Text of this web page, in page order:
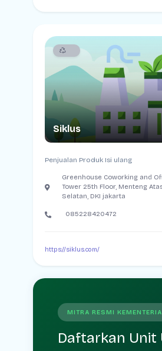
Siklus
Penjualan Produk Isi ulang
Greenhouse Coworking and
Tower 25th Floor, Menteng
Selatan, DKI jakarta
085228420472
https://siklus.com/
MITRA RESMI
Daftarkan Unit